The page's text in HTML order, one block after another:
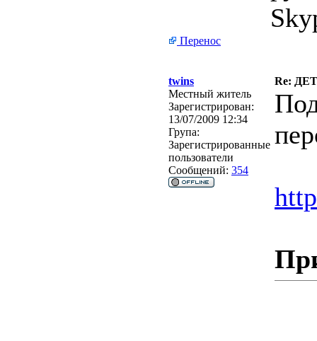
Перенос
twins
Re:
Местный житель
Зарегистрирован:
13/07/2009 12:34
Група:
Зарегистрированные
пользователи
Сообщений: 354